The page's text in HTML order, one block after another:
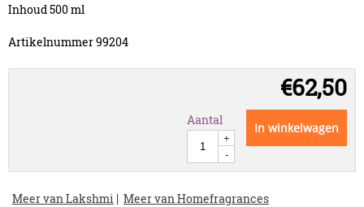
Inhoud 500 ml
Artikelnummer 99204
€62,50
Aantal
+
-
In winkelwagen
Meer van Lakshmi | Meer van Homefragrances